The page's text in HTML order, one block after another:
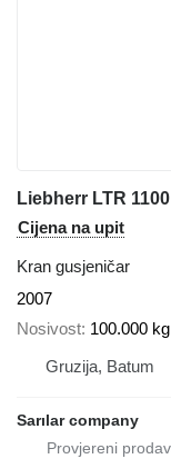
Liebherr LTR 1100
Cijena na upit
Kran gusjeničar
2007
Nosivost 100.000 kg
Gruzija, Batum
Sarılar company